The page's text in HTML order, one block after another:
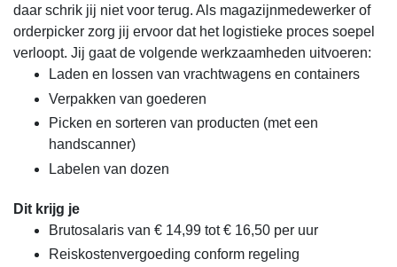
daar schrik jij niet voor terug. Als magazijnmedewerker of
orderpicker zorg jij ervoor dat het logistieke proces soepel
verloopt. Jij gaat de volgende werkzaamheden uitvoeren:
Laden en lossen van vrachtwagens en containers
Verpakken van goederen
Picken en sorteren van producten (met een
handscanner)
Labelen van dozen
Dit krijg je
Brutosalaris van € 14,99 tot € 16,50 per uur
Reiskostenvergoeding conform regeling